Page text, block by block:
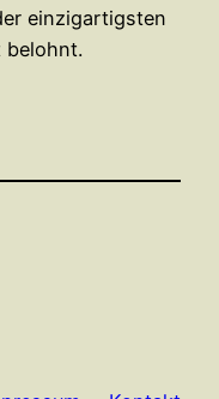
einzigartigsten
belohnt.